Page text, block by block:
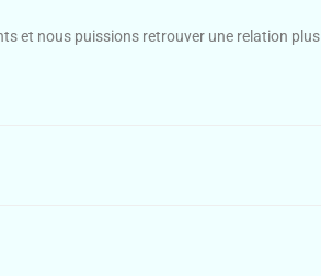
et nous puissions retrouver une relation plus